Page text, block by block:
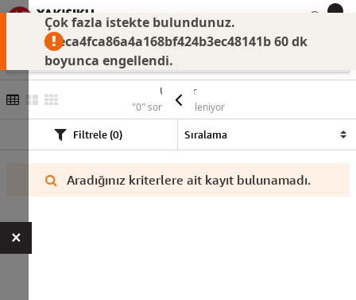
Ürünler
"0" sonuç listeleniyor
Filtrele (0)
Aradığınız kriterlere ait kayıt bulunamadı.
Çok fazla istekte bulundunuz.
3ceca4fca86a4a168bf424b3ec48141b 60 dk
boyunca engellendi.
×